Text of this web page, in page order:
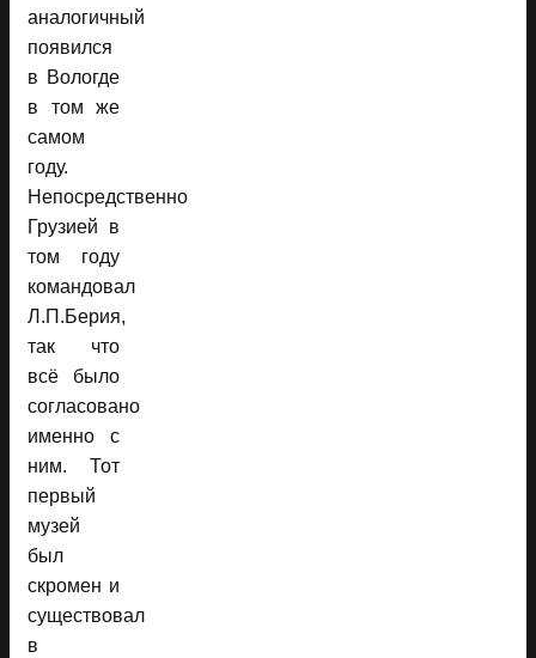
аналогичный
появился
в Вологде
в том же
самом
году.
Непосредственно
Грузией в
том году
командовал
Л.П.Берия,
так что
всё было
согласовано
именно с
ним. Тот
первый
музей
был
скромен и
существовал
в